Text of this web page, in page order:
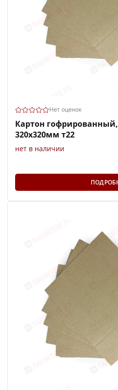
Нет оценок
Картон
320х320мм т22
нет в наличии